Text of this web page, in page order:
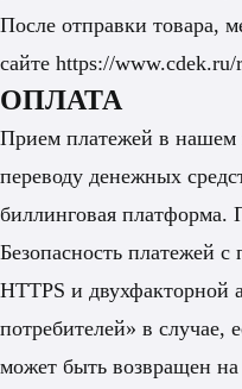
После отправки товара,
сайте https://www.cdek.ru/
ОПЛАТА
Прием платежей в нашем
переводу денежных
биллинговая платформа.
Безопасность платежей
HTTPS и двухфакторной
потребителей» в случае,
может быть возвращен на